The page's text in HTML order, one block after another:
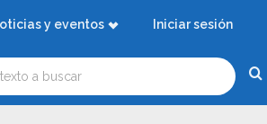
y eventos Iniciar sesión